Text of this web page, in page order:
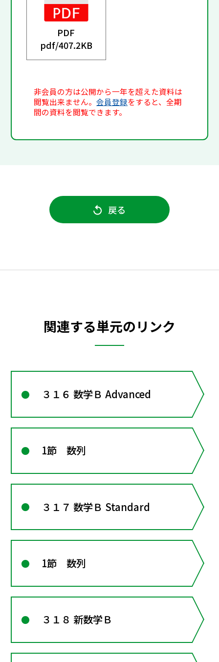
PDF
pdf/407.2KB
非会員の方は公開から一年を超えた資料は
閲覧出来ません。会員登録をすると、全期
間の資料を閲覧できます。
戻る
関連する単元のリンク
３１６ 数学Ｂ Advanced
1節 数列
３１７ 数学Ｂ Standard
1節 数列
３１８ 新数学Ｂ